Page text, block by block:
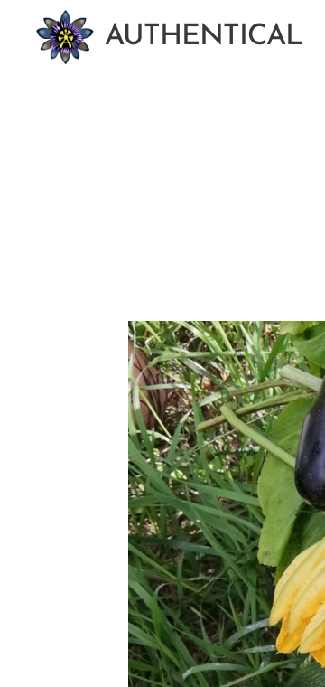
AUTHENTICAL